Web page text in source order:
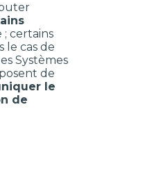
certains
le cas de
Systèmes
de
le
de